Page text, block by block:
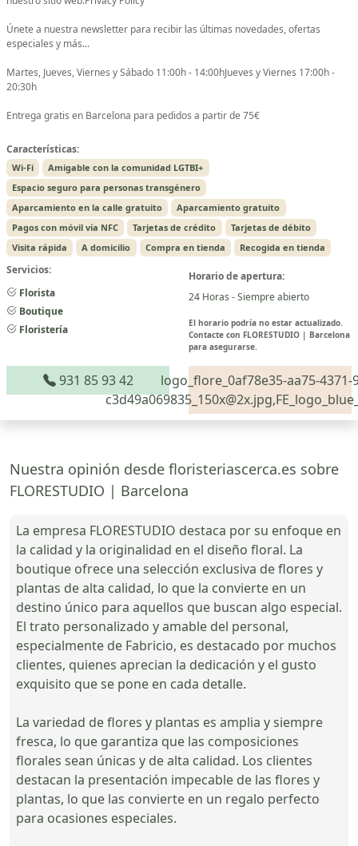
Únete a nuestra newsletter para recibir las últimas novedades, ofertas
especiales y más...
Martes, Jueves, Viernes y Sábado 11:00h - 14:00hJueves y Viernes 17:00h -
20:30h
Entrega gratis en Barcelona para pedidos a partir de 75€
Características:
Wi-Fi
Amigable con la comunidad LGTBI+
Espacio seguro para personas transgénero
Aparcamiento en la calle gratuito
Aparcamiento gratuito
Pagos con móvil vía NFC
Tarjetas de crédito
Tarjetas de débito
Visita rápida
A domicilio Compra en tienda Recogida en tienda
Servicios:
Florista
Boutique
Floristería
Horario de apertura:
24 Horas - Siempre abierto
El horario podría no estar actualizado.
Contacte con FLORESTUDIO | Barcelona
para asegurarse.
931 85 93 42
logo_flore_0af78e35-aa75-4371-
Nuestra opinión desde floristeriascerca.es sobre
FLORESTUDIO | Barcelona
La empresa FLORESTUDIO destaca por su enfoque en
la calidad y la originalidad en el diseño floral. La
boutique ofrece una selección exclusiva de flores y
plantas de alta calidad, lo que la convierte en un
destino único para aquellos que buscan algo especial.
El trato personalizado y amable del personal,
especialmente de Fabricio, es destacado por muchos
clientes, quienes aprecian la dedicación y el gusto
exquisito que se pone en cada detalle.
La variedad de flores y plantas es amplia y siempre
fresca, lo que garantiza que las composiciones
florales sean únicas y de alta calidad. Los clientes
destacan la presentación impecable de las flores y
plantas, lo que las convierte en un regalo perfecto
para ocasiones especiales.